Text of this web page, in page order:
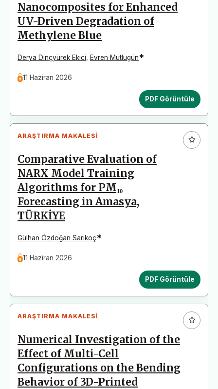
Nanocomposites for Enhanced
UV-Driven Degradation of
Methylene Blue
Derya Dinçyürek Ekici Evren Mutlugün*
11 Haziran 2026
PDF Görüntüle
ARAŞTIRMA MAKALESI
Comparative Evaluation of
NARX Model Training
Algorithms for PM₁₀
Forecasting in Amasya,
TÜRKİYE
Gülhan Özdoğan Sarıkoç*
11 Haziran 2026
PDF Görüntüle
ARAŞTIRMA MAKALESI
Numerical Investigation of the
Effect of Multi-Cell
Configurations on the Bending
Behavior of 3D-Printed